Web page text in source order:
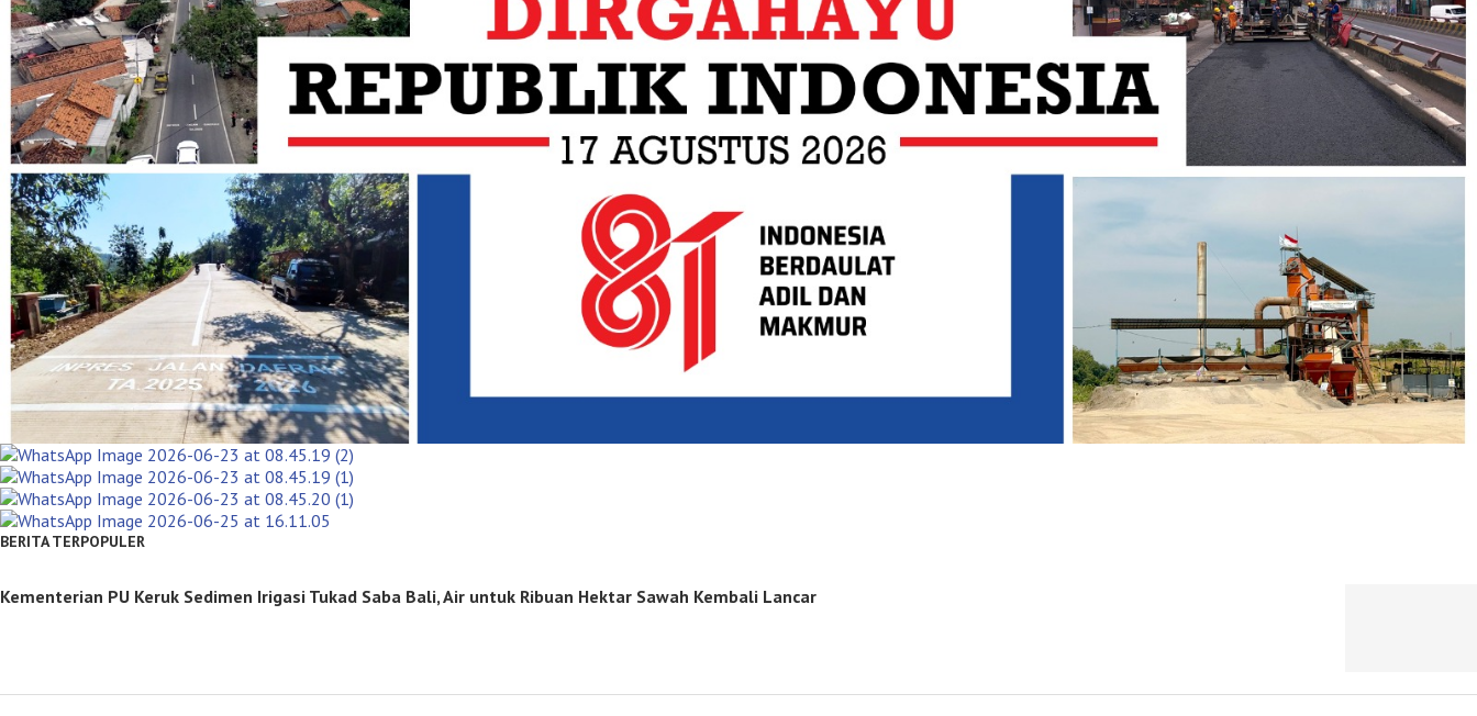
BERITA TERPOPULER
Kementerian PU Keruk Sedimen Irigasi Tukad Saba Bali, Air untuk Ribuan Hektar Sawah Kembali Lancar